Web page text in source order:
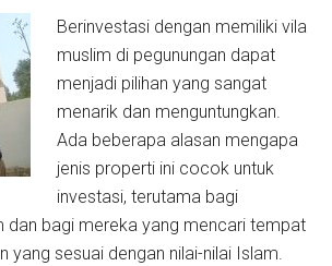
Berinvestasi dengan memiliki vila
muslim di pegunungan dapat
menjadi pilihan yang sangat
menarik dan menguntungkan.
Ada beberapa alasan mengapa
jenis properti ini cocok untuk
investasi, terutama bagi
dan bagi mereka yang mencari tempat
yang sesuai dengan nilai-nilai Islam.